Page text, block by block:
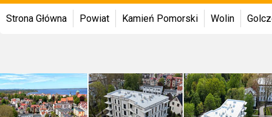
Strona Główna Powiat Kamień Pomorski Wolin